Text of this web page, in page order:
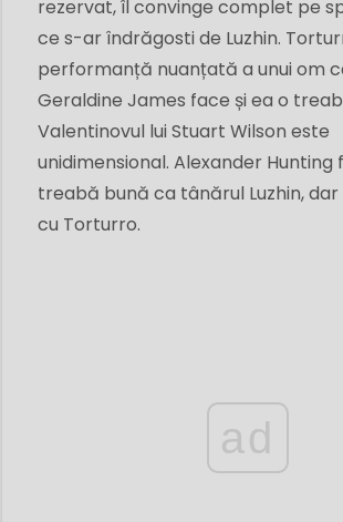
rezervat, îl convinge complet pe
ce s-ar îndrăgosti de Luzhin.
performanță nuanțată a unui om
Geraldine James face și ea o
Valentinovul lui Stuart Wilson este
unidimensional. Alexander Hunting
treabă bună ca tânărul Luzhin,
cu Torturro.
ad